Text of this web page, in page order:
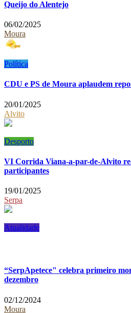
Queijo do Alentejo
06/02/2025
Moura
Política
CDU e PS de Moura aplaudem
20/01/2025
Alvito
Desporto
VI Corrida Viana-a-par-de-Alvito
participantes
19/01/2025
Serpa
Atualidade
“SerpApetece" celebra primeiro
dezembro
02/12/2024
Moura